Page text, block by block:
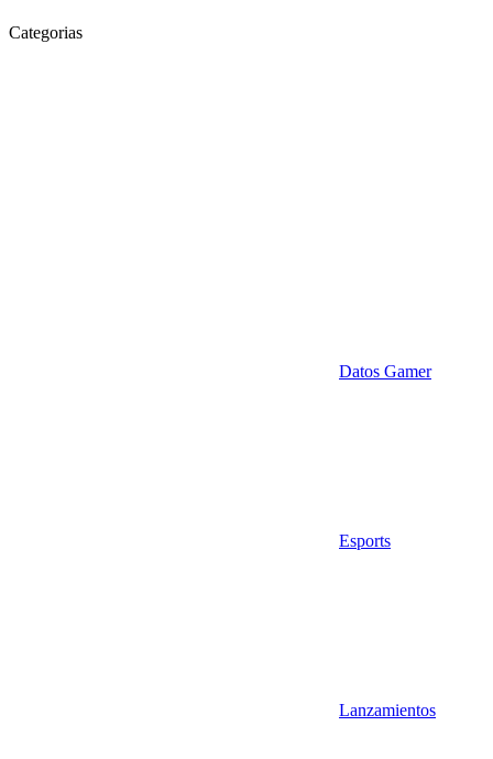
Categorias
Datos Gamer
Esports
Lanzamientos